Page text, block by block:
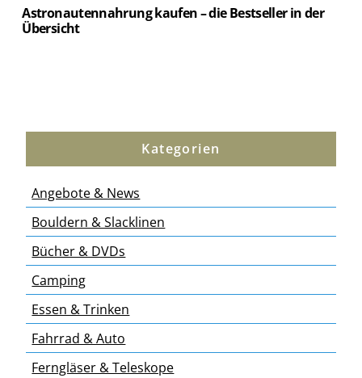
Astronautennahrung kaufen – die Bestseller in der
Übersicht
Kategorien
Angebote & News
Bouldern & Slacklinen
Bücher & DVDs
Camping
Essen & Trinken
Fahrrad & Auto
Ferngläser & Teleskope